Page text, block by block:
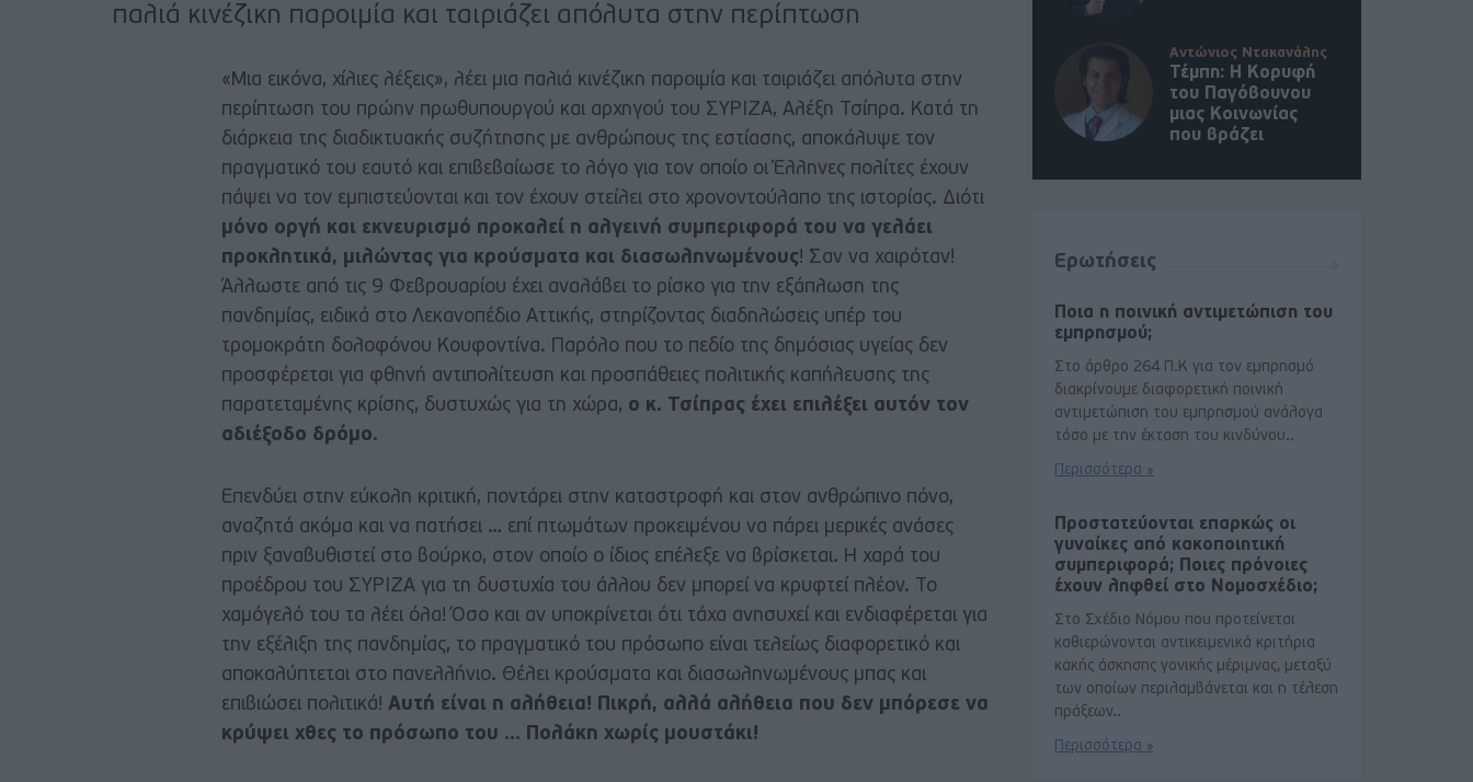
παλιά κινέζικη παροιμία και ταιριάζει απόλυτα στην περίπτωση
«Μια εικόνα, χίλιες λέξεις», λέει μια παλιά κινέζικη παροιμία και ταιριάζει απόλυτα στην
περίπτωση του πρώην πρωθυπουργού και αρχηγού του ΣΥΡΙΖΑ, Αλέξη Τσίπρα. Κατά τη
διάρκεια της διαδικτυακής συζήτησης με ανθρώπους της εστίασης, αποκάλυψε τον
πραγματικό του εαυτό και επιβεβαίωσε το λόγο για τον οποίο οι Έλληνες πολίτες έχουν
πάψει να τον εμπιστεύονται και τον έχουν στείλει στο χρονοντούλαπο της ιστορίας. Διότι
μόνο οργή και εκνευρισμό προκαλεί η αλγεινή συμπεριφορά του να γελάει
προκλητικά, μιλώντας για κρούσματα και διασωληνωμένους! Σαν να χαιρόταν!
Άλλωστε από τις 9 Φεβρουαρίου έχει αναλάβει το ρίσκο για την εξάπλωση της
πανδημίας, ειδικά στο Λεκανοπέδιο Αττικής, στηρίζοντας διαδηλώσεις υπέρ του
τρομοκράτη δολοφόνου Κουφοντίνα. Παρόλο που το πεδίο της δημόσιας υγείας δεν
προσφέρεται για φθηνή αντιπολίτευση και προσπάθειες πολιτικής καπήλευσης της
παρατεταμένης κρίσης, δυστυχώς για τη χώρα, ο κ. Τσίπρας έχει επιλέξει αυτόν τον
αδιέξοδο δρόμο.
Επενδύει στην εύκολη κριτική, ποντάρει στην καταστροφή και στον ανθρώπινο πόνο,
αναζητά ακόμα και να πατήσει … επί πτωμάτων προκειμένου να πάρει μερικές ανάσες
πριν ξαναβυθιστεί στο βούρκο, στον οποίο ο ίδιος επέλεξε να βρίσκεται. Η χαρά του
προέδρου του ΣΥΡΙΖΑ για τη δυστυχία του άλλου δεν μπορεί να κρυφτεί πλέον. Το
χαμόγελό του τα λέει όλα! Όσο και αν υποκρίνεται ότι τάχα ανησυχεί και ενδιαφέρεται για
την εξέλιξη της πανδημίας, το πραγματικό του πρόσωπο είναι τελείως διαφορετικό και
αποκαλύπτεται στο πανελλήνιο. Θέλει κρούσματα και διασωληνωμένους μπας και
επιβιώσει πολιτικά! Αυτή είναι η αλήθεια! Πικρή, αλλά αλήθεια που δεν μπόρεσε να
κρύψει χθες το πρόσωπο του … Πολάκη χωρίς μουστάκι!
Αντώνιος Ντακανάλης
Τέμπη: Η Κορυφή
του Παγόβουνου
μιας Κοινωνίας
που βράζει
Ερωτήσεις
Ποια η ποινική αντιμετώπιση του
εμπρησμού;
Στο άρθρο 264 Π.Κ για τον εμπρησμό
διακρίνουμε διαφορετική ποινική
αντιμετώπιση του εμπρησμού ανάλογα
τόσο με την έκταση του κινδύνου..
Περισσότερα »
Προστατεύονται επαρκώς οι
γυναίκες από κακοποιητική
συμπεριφορά; Ποιες πρόνοιες
έχουν ληφθεί στο Νομοσχέδιο;
Στο Σχέδιο Νόμου που προτείνεται
καθιερώνονται αντικειμενικά κριτήρια
κακής άσκησης γονικής μέριμνας, μεταξύ
των οποίων περιλαμβάνεται και η τέλεση
πράξεων..
Περισσότερα »